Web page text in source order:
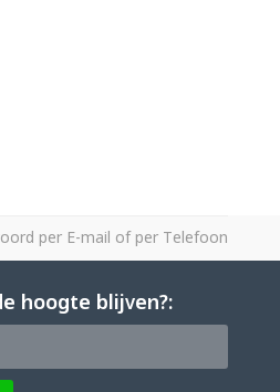
per E-mail of per Telefoon
hoogte blijven?: